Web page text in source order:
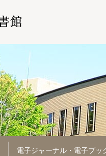
電子ジャーナル・電子ブッ